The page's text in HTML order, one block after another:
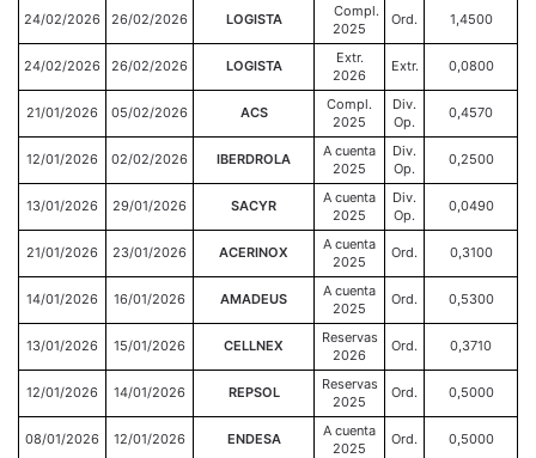
24/02/2026 26/02/2026 LOGISTA
Compl.
2025
Ord. 1,4500
24/02/2026 26/02/2026 LOGISTA
Extr.
2026
Extr. 0,0800
21/01/2026 05/02/2026 ACS
Compl.
2025
Div.
Op.
0,4570
12/01/2026 02/02/2026 IBERDROLA
A cuenta
2025
Div.
Op.
0,2500
13/01/2026 29/01/2026 SACYR
A cuenta
2025
Div.
Op.
0,0490
21/01/2026 23/01/2026 ACERINOX
A cuenta
2025
Ord. 0,3100
14/01/2026 16/01/2026 AMADEUS
A cuenta
2025
Ord. 0,5300
13/01/2026 15/01/2026 CELLNEX
Reservas
2026
Ord. 0,3710
12/01/2026 14/01/2026 REPSOL
Reservas
2025
Ord. 0,5000
08/01/2026 12/01/2026 ENDESA
A cuenta
2025
Ord. 0,5000